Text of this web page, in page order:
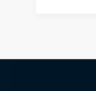
jej